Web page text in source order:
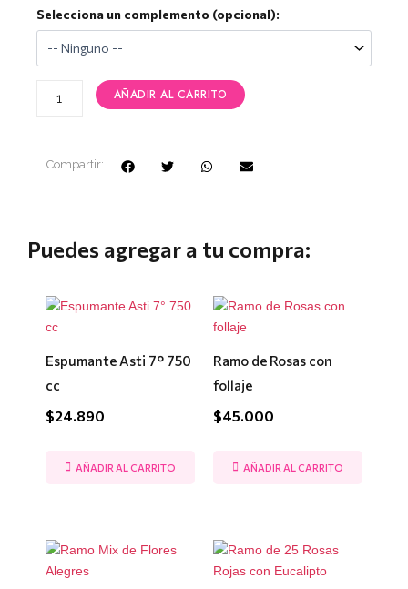
Selecciona un complemento (opcional):
Envuelto
en
Papel
Bicolor
AÑADIR AL CARRITO
Compartir:
Puedes agregar a tu compra:
Espumante Asti 7° 750
cc
$24.890
AÑADIR AL CARRITO
Ramo de Rosas con
follaje
$45.000
AÑADIR AL CARRITO